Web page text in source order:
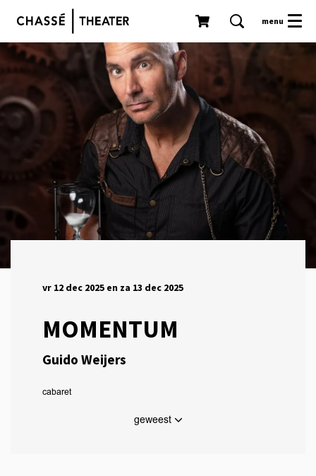
menu
MOMENTUM
Guido Weijers
vr 12 dec 2025 en za 13 dec 2025
cabaret
geweest